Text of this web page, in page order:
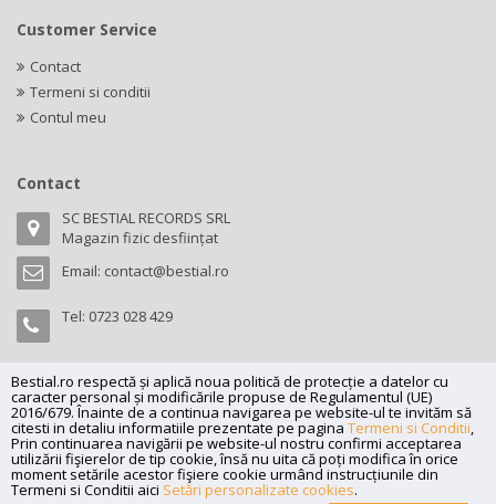
Bestial.ro respectă și aplică noua politică de protecție a datelor cu
caracter personal și modificările propuse de Regulamentul (UE)
2016/679. Înainte de a continua navigarea pe website-ul te invităm să
citesti in detaliu informatiile prezentate pe pagina Termeni si Conditii,
Prin continuarea navigării pe website-ul nostru confirmi acceptarea
utilizării fişierelor de tip cookie, însă nu uita că poți modifica în orice
moment setările acestor fişiere cookie urmând instrucțiunile din
Termeni si Conditii aici Setări personalizate cookies.
Customer Service
Contact
Termeni si conditii
Contul meu
Contact
SC BESTIAL RECORDS SRL
Magazin fizic desființat
Email: contact@bestial.ro
Tel: 0723 028 429
Copyright (C) 2026bestial.ro -All rights reserved.
SC BESTIAL RECORDS SRL, Nr. R.C.: J35/345/2005, C.U.I.: RO17197870,
Adresa: Magazin fizic desființat
Powered byNet Interaction.